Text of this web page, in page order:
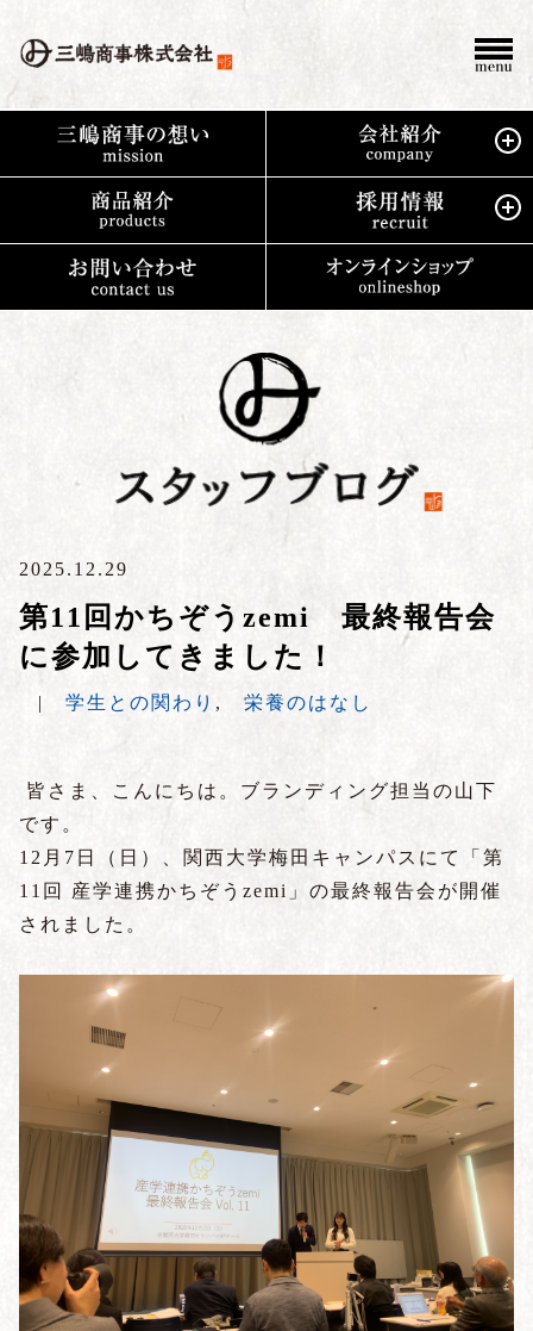
2025.12.29
第11回かちぞうzemi 最終報告会
に参加してきました！
| 学生との関わり , 栄養のはなし
皆さま、こんにちは。ブランディング担当の山下
です。
12月7日（日）、関西大学梅田キャンパスにて「第
11回 産学連携かちぞうzemi」の最終報告会が開催
されました。